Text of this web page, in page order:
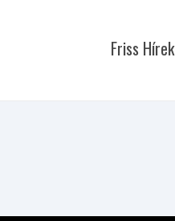
Friss Hírek